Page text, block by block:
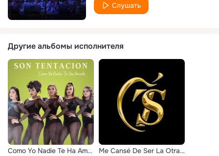
Слушать
Другие альбомы исполнителя
Como Yo Nadie Te Ha Amado (En Vivo) Me Cansé De Ser La Otra (En Vivo)